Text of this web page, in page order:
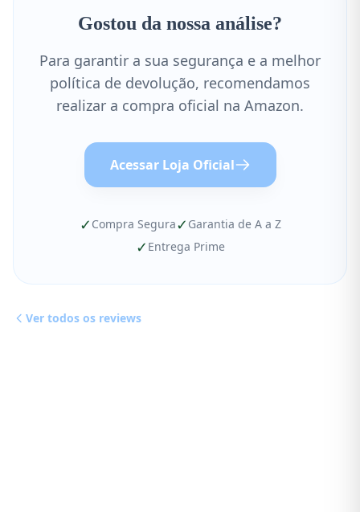
Gostou da nossa análise?
Para garantir a sua segurança e a melhor
política de devolução, recomendamos
realizar a compra oficial na Amazon.
Acessar Loja Oficial
✓ Compra Segura✓ Garantia de A a Z
✓ Entrega Prime
Ver todos os reviews